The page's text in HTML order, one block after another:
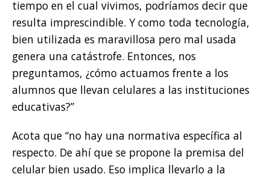
tiempo en el cual vivimos, podríamos decir que
resulta imprescindible. Y como toda tecnología,
bien utilizada es maravillosa pero mal usada
genera una catástrofe. Entonces, nos
preguntamos, ¿cómo actuamos frente a los
alumnos que llevan celulares a las instituciones
educativas?”
Acota que “no hay una normativa específica al
respecto. De ahí que se propone la premisa del
celular bien usado. Eso implica llevarlo a la